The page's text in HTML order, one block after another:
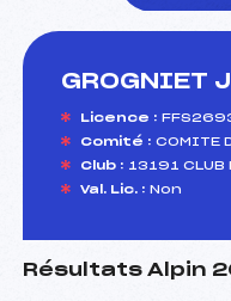
GROGNIET
Licence :
Comité : COMITE
Club : 13191 CLUB
Val. Lic. : Non
Résultats Alpin